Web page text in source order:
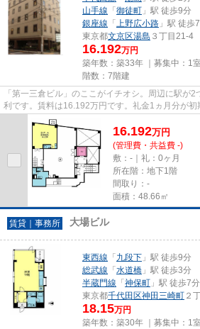
山手線 「 御徒町 」駅 徒歩9分
銀座線 「 上野広小路 」駅 徒歩
東京都文京区湯島 ３丁目21-4
16.192万円
築年数：築33年 ｜募集中： 1室
階数：7階建
「第一三倉ビル」のここがイチオシ。周辺に駅が
利です。賃料は16.192万円です。礼金1ヵ月分が初
16.192万円
(管理費・共益費 -)
敷：-｜礼：0ヶ月
所在階：地下1階
間取り：-
面積：48.66㎡
賃貸｜事務所 大場ビル
東西線 「 九段下 」駅 徒歩9分
総武線 「 水道橋 」駅 徒歩3分
半蔵門線 「 神保町 」駅 徒歩7分
東京都千代田区神田三崎町 ２
18.15万円
築年数：築30年 ｜募集中： 1室